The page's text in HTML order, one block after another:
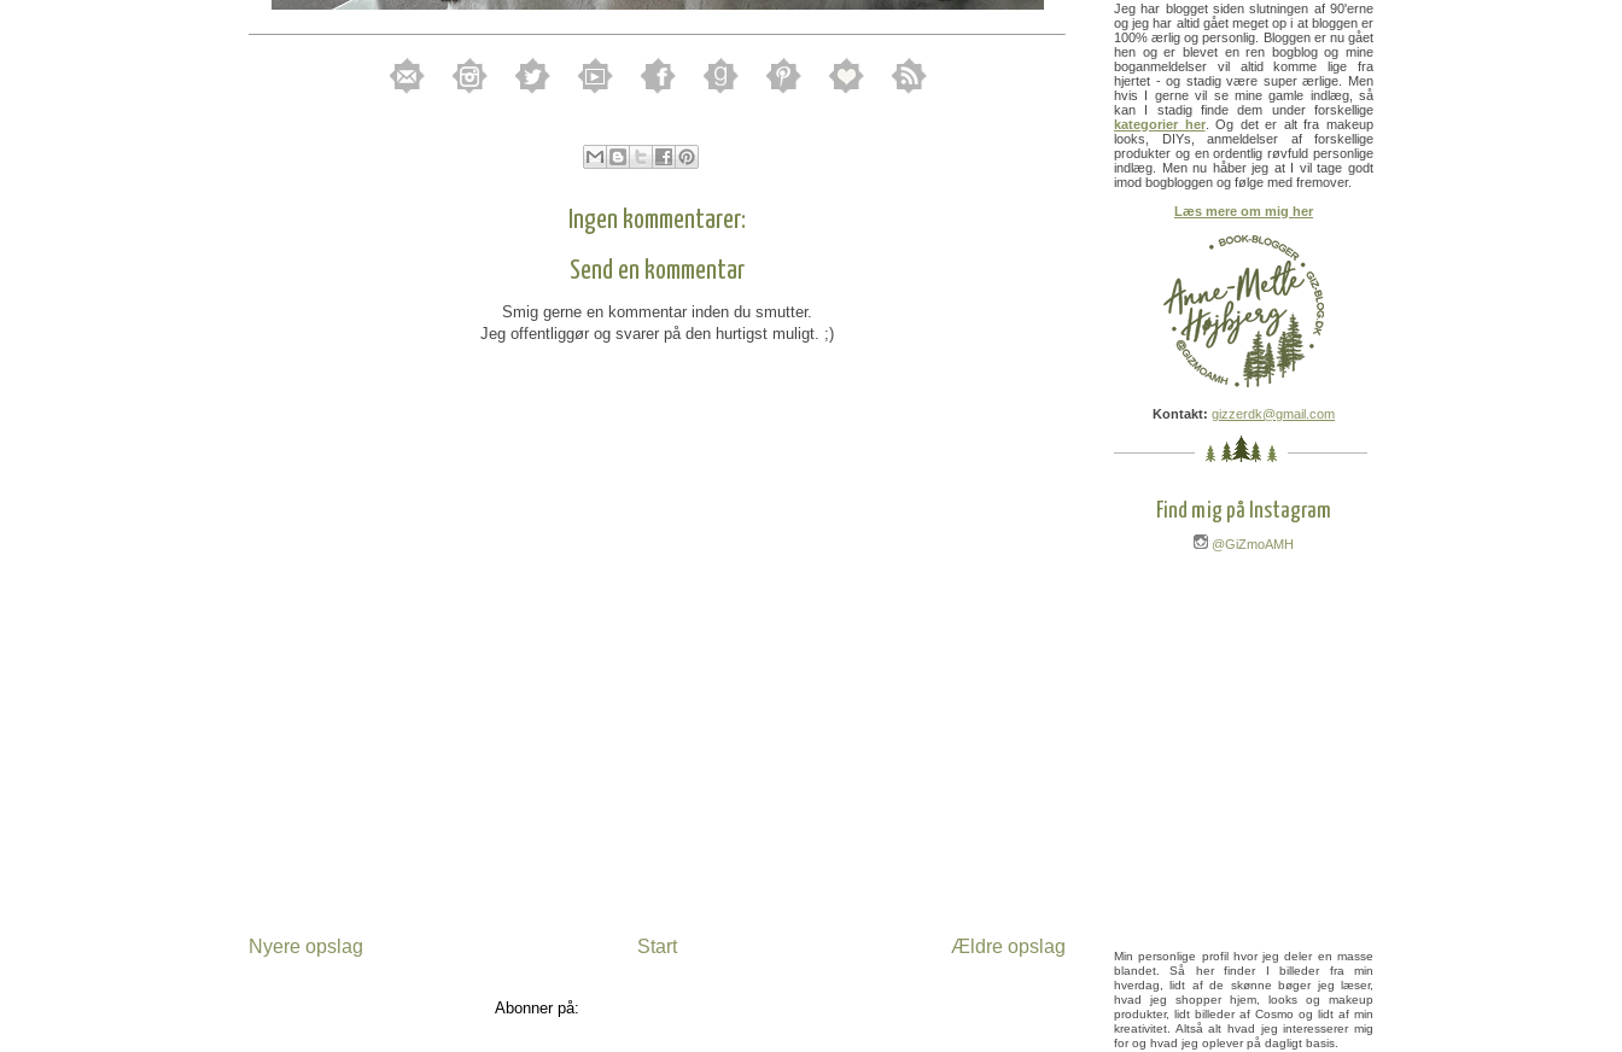
Ingen kommentarer:
Send en kommentar
Smig gerne en kommentar inden du smutter.
Jeg offentliggør og svarer på den hurtigst muligt. ;)
Nyere opslag Ældre opslag
Start
Abonner på:
Jeg har blogget siden slutningen af 90'erne
og jeg har altid gået meget op i at bloggen er
100% ærlig og personlig. Bloggen er nu gået
hen og er blevet en ren bogblog og mine
boganmeldelser vil altid komme lige fra
hjertet - og stadig være super ærlige. Men
hvis I gerne vil se mine gamle indlæg, så
kan I stadig finde dem under forskellige
kategorier her. Og det er alt fra makeup
looks, DIYs, anmeldelser af forskellige
produkter og en ordentlig røvfuld personlige
indlæg. Men nu håber jeg at I vil tage godt
imod bogbloggen og følge med fremover.
Læs mere om mig her
Kontakt: gizzerdk@gmail.com
Find mig på Instagram
@GiZmoAMH
Min personlige profil hvor jeg deler en masse
blandet. Så her finder I billeder fra min
hverdag, lidt af de skønne bøger jeg læser,
hvad jeg shopper hjem, looks og makeup
produkter, lidt billeder af Cosmo og lidt af min
kreativitet. Altså alt hvad jeg interesserer mig
for og hvad jeg oplever på dagligt basis.